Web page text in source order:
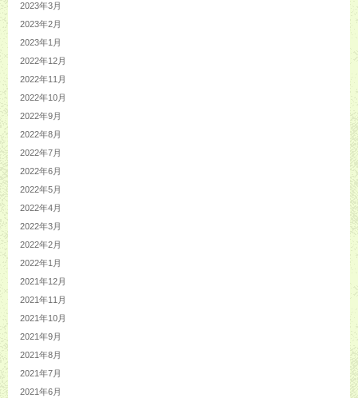
2023年3月
2023年2月
2023年1月
2022年12月
2022年11月
2022年10月
2022年9月
2022年8月
2022年7月
2022年6月
2022年5月
2022年4月
2022年3月
2022年2月
2022年1月
2021年12月
2021年11月
2021年10月
2021年9月
2021年8月
2021年7月
2021年6月